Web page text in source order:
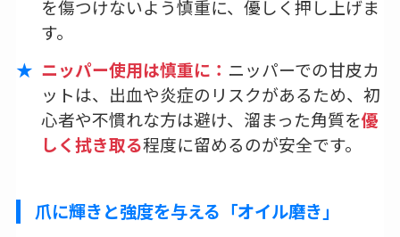
を傷つけないよう慎重に、優しく押し上げま
す。
ニッパー使用は慎重に： ニッパーでの甘皮カ
ットは、出血や炎症のリスクがあるため、初
心者や不慣れな方は避け、溜まった角質を優
しく拭き取る程度に留めるのが安全です。
爪に輝きと強度を与える「オイル磨き」